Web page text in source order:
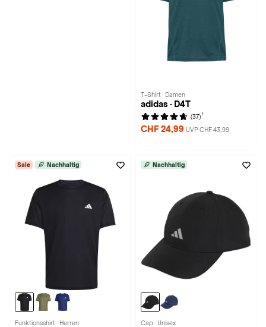
T-Shirt · Damen
adidas · D4T
(37) 1
CHF 24,99 UVP CHF 43,99
Sale Nachhaltig
Funktionsshirt · Herren
Nachhaltig
Cap · Unisex